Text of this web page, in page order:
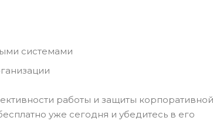
системами
работы и защиты корпоративной
уже сегодня и убедитесь в его